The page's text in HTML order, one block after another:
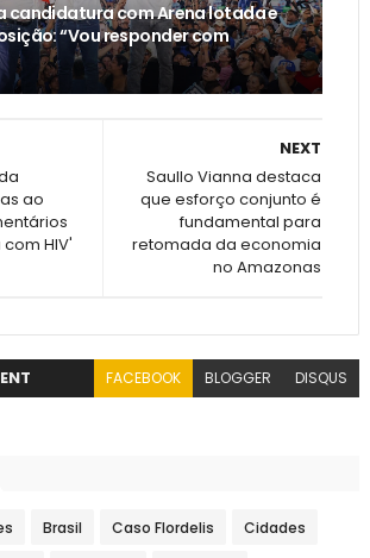
candidatura com Arena lotada e
“Vou responder com
NEXT
Saullo Vianna destaca
que esforço conjunto é
fundamental para
retomada da economia
no Amazonas
ao
HIV'
FACEBOOK BLOGGER DISQUS
Brasil Caso Flordelis Cidades